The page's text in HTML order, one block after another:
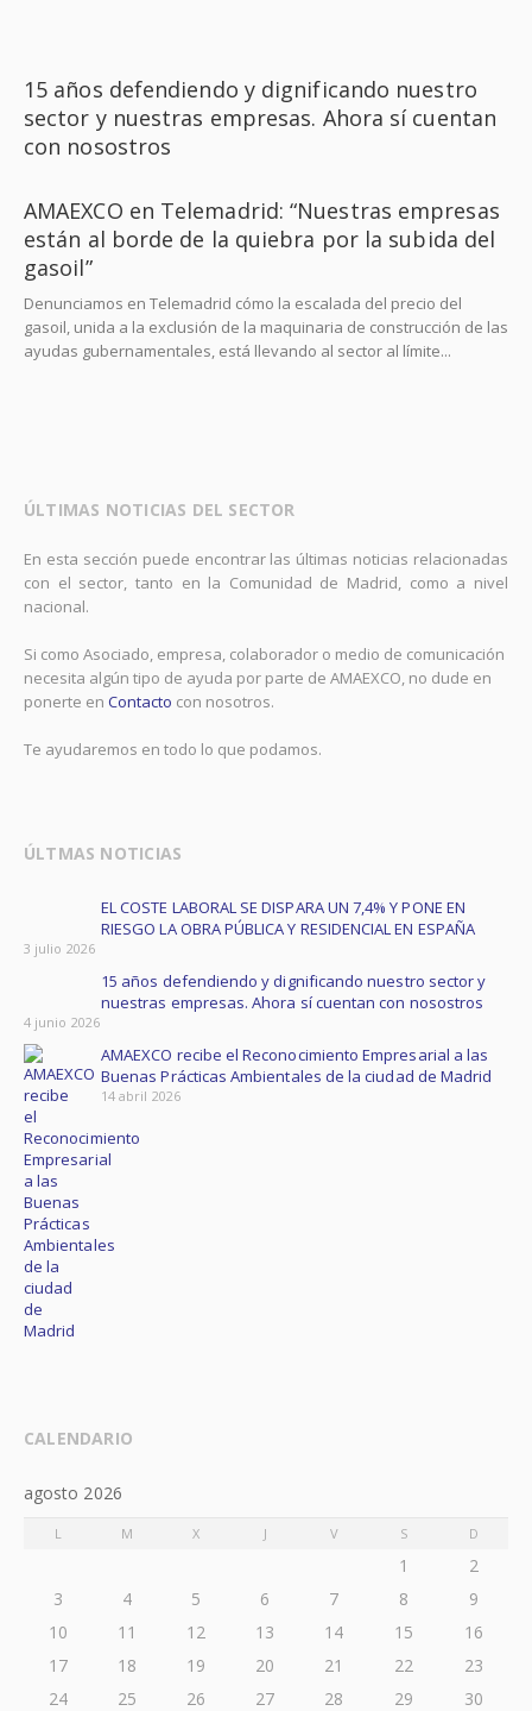
15 años defendiendo y dignificando nuestro
sector y nuestras empresas. Ahora sí cuentan
con nosostros
AMAEXCO en Telemadrid: “Nuestras empresas
están al borde de la quiebra por la subida del
gasoil”
Denunciamos en Telemadrid cómo la escalada del precio del
gasoil, unida a la exclusión de la maquinaria de construcción de las
ayudas gubernamentales, está llevando al sector al límite...
ÚLTIMAS NOTICIAS DEL SECTOR
En esta sección puede encontrar las últimas noticias relacionadas
con el sector, tanto en la Comunidad de Madrid, como a nivel
nacional.
Si como Asociado, empresa, colaborador o medio de comunicación
necesita algún tipo de ayuda por parte de AMAEXCO, no dude en
ponerte en Contacto con nosotros.
Te ayudaremos en todo lo que podamos.
ÚLTMAS NOTICIAS
EL COSTE LABORAL SE DISPARA UN 7,4% Y PONE EN
RIESGO LA OBRA PÚBLICA Y RESIDENCIAL EN ESPAÑA ​
3 julio 2026
15 años defendiendo y dignificando nuestro sector y
nuestras empresas. Ahora sí cuentan con nosostros
4 junio 2026
AMAEXCO recibe el Reconocimiento Empresarial a las
Buenas Prácticas Ambientales de la ciudad de Madrid
14 abril 2026
CALENDARIO
agosto 2026
L M X J V S D
1
2
3
4 5 6 7 8
9
10
11 12 13 14 15
16
17
18 19 20 21 22
23
24
25 26 27 28 29
30